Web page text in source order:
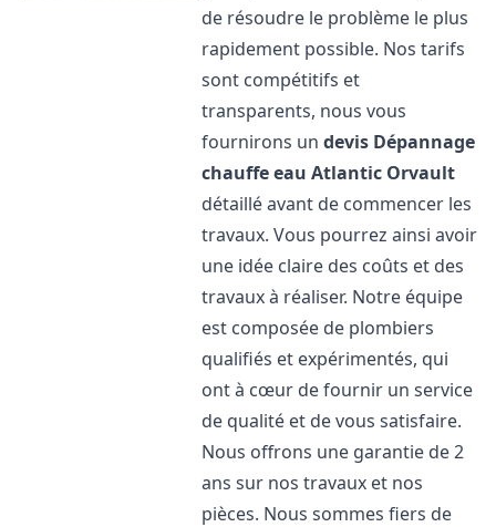
de résoudre le problème le plus
rapidement possible. Nos tarifs
sont compétitifs et
transparents, nous vous
fournirons undevis Dépannage
chauffe eau Atlantic Orvault
détaillé avant de commencer les
travaux. Vous pourrez ainsi avoir
une idée claire des coûts et des
travaux à réaliser. Notre équipe
est composée de plombiers
qualifiés et expérimentés, qui
ont à cœur de fournir un service
de qualité et de vous satisfaire.
Nous offrons une garantie de 2
ans sur nos travaux et nos
pièces. Nous sommes fiers de